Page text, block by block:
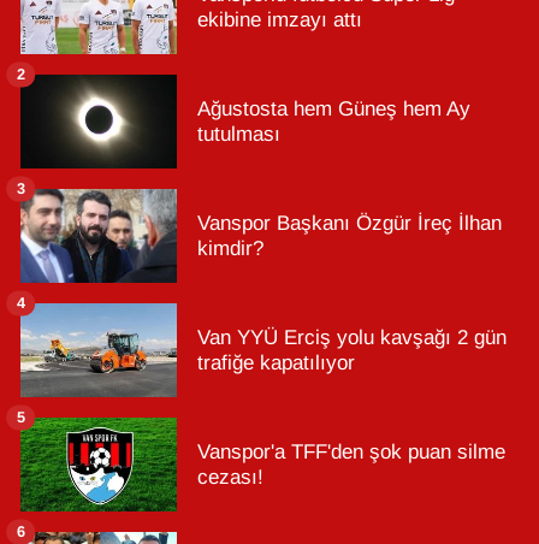
ekibine imzayı attı
Ağustosta hem Güneş hem Ay
tutulması
2
Vanspor Başkanı Özgür İreç İlhan
kimdir?
3
Van YYÜ Erciş yolu kavşağı 2 gün
trafiğe kapatılıyor
4
Vanspor'a TFF'den şok puan silme
cezası!
5
6